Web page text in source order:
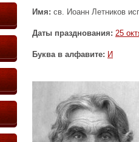
Имя: св. Иоанн Летников
Даты празднования: 25
Буква в алфавите: И